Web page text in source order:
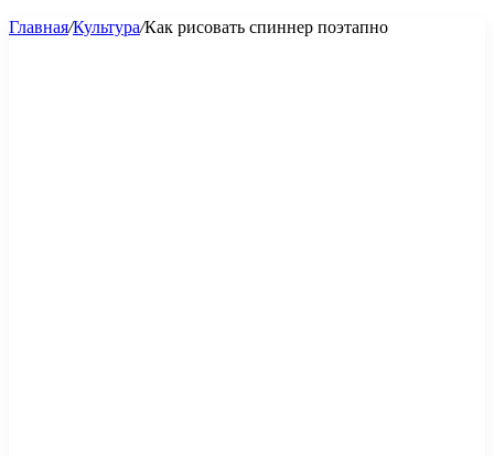
Главная/Культура/Как рисовать спиннер поэтапно